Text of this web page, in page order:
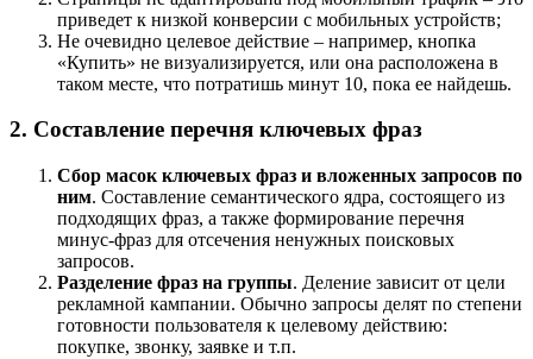
приведет к низкой конверсии с мобильных устройств;
Не очевидно целевое действие – например, кнопка
«Купить» не визуализируется, или она расположена в
таком месте, что потратишь минут 10, пока ее найдешь.
2. Составление перечня ключевых фраз
Сбор масок ключевых фраз и вложенных запросов по
ним. Составление семантического ядра, состоящего из
подходящих фраз, а также формирование перечня
минус-фраз для отсечения ненужных поисковых
запросов.
Разделение фраз на группы. Деление зависит от цели
рекламной кампании. Обычно запросы делят по степени
готовности пользователя к целевому действию:
покупке, звонку, заявке и т.п.